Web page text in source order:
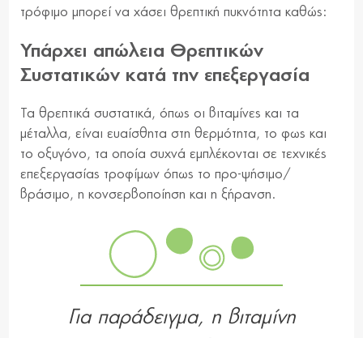
τρόφιμο μπορεί να χάσει θρεπτική πυκνότητα καθώς:
Υπάρχει απώλεια Θρεπτικών
Συστατικών κατά την επεξεργασία
Τα θρεπτικά συστατικά, όπως οι βιταμίνες και τα
μέταλλα, είναι ευαίσθητα στη θερμότητα, το φως και
το οξυγόνο, τα οποία συχνά εμπλέκονται σε τεχνικές
επεξεργασίας τροφίμων όπως το προ-ψήσιμο/
βράσιμο, η κονσερβοποίηση και η ξήρανση.
Για παράδειγμα, η βιταμίνη